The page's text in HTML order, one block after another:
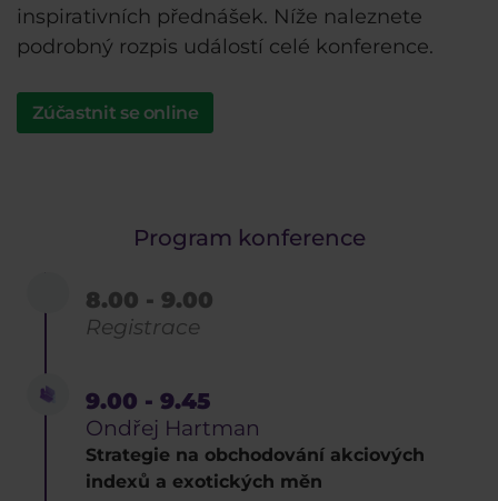
inspirativních přednášek. Níže naleznete
podrobný rozpis událostí celé konference.
Zúčastnit se online
Program konference
8.00 - 9.00
Registrace
9.00 - 9.45
Ondřej Hartman
Strategie na obchodování akciových
indexů a exotických měn